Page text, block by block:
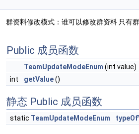
群资料修改模式：谁可以修改群资料 只有
Public 成员函数
TeamUpdateModeEnum (int value)
int
getValue()
静态 Public 成员函数
static TeamUpdateModeEnum